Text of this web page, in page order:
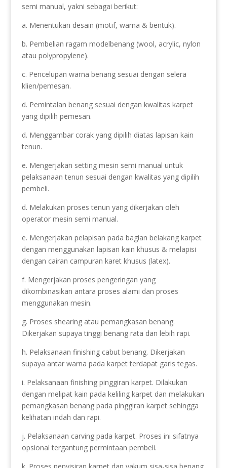
semi manual, yakni sebagai berikut:
a. Menentukan desain (motif, warna & bentuk).
b. Pembelian ragam modelbenang (wool, acrylic, nylon
atau polypropylene).
c. Pencelupan warna benang sesuai dengan selera
klien/pemesan.
d. Pemintalan benang sesuai dengan kwalitas karpet
yang dipilih pemesan.
d. Menggambar corak yang dipilih diatas lapisan kain
tenun.
e. Mengerjakan setting mesin semi manual untuk
pelaksanaan tenun sesuai dengan kwalitas yang dipilih
pembeli.
d. Melakukan proses tenun yang dikerjakan oleh
operator mesin semi manual.
e. Mengerjakan pelapisan pada bagian belakang karpet
dengan menggunakan lapisan kain khusus & melapisi
dengan cairan campuran karet khusus (latex).
f. Mengerjakan proses pengeringan yang
dikombinasikan antara proses alami dan proses
menggunakan mesin.
g. Proses shearing atau pemangkasan benang.
Dikerjakan supaya tinggi benang rata dan lebih rapi.
h. Pelaksanaan finishing cabut benang. Dikerjakan
supaya antar warna pada karpet terdapat garis tegas.
i. Pelaksanaan finishing pinggiran karpet. Dilakukan
dengan melipat kain pada keliling karpet dan melakukan
pemangkasan benang pada pinggiran karpet sehingga
kelihatan indah dan rapi.
j. Pelaksanaan carving pada karpet. Proses ini sifatnya
opsional tergantung permintaan pembeli.